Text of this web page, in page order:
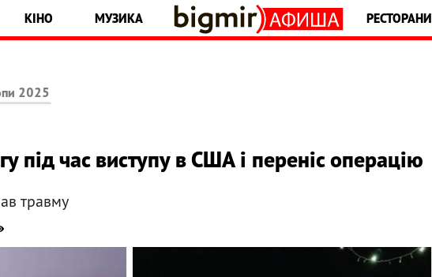
КІНО МУЗИКА РЕСТОРАНИ
2025
під час виступу в США і переніс операцію
травму